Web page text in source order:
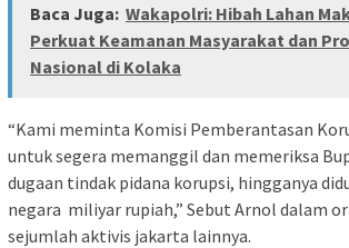
Baca Juga: Wakapolri: Hibah Lahan
Perkuat Keamanan Masyarakat dan
Nasional di Kolaka
“Kami meminta Komisi Pemberantasan
untuk segera memanggil dan memeriksa
dugaan tindak pidana korupsi, hingganya
negara miliyar rupiah,” Sebut Arnol dalam
sejumlah aktivis jakarta lainnya.